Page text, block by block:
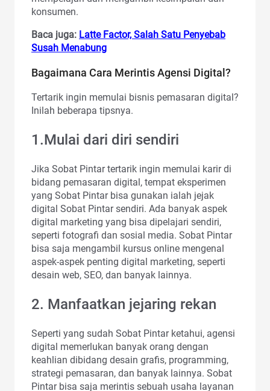
konsumen.
Baca juga: Latte Factor, Salah Satu Penyebab
Susah Menabung
Bagaimana Cara Merintis Agensi Digital?
Tertarik ingin memulai bisnis pemasaran digital?
Inilah beberapa tipsnya.
1.Mulai dari diri sendiri
Jika Sobat Pintar tertarik ingin memulai karir di
bidang pemasaran digital, tempat eksperimen
yang Sobat Pintar bisa gunakan ialah jejak
digital Sobat Pintar sendiri. Ada banyak aspek
digital marketing yang bisa dipelajari sendiri,
seperti fotografi dan sosial media. Sobat Pintar
bisa saja mengambil kursus online mengenal
aspek-aspek penting digital marketing, seperti
desain web, SEO, dan banyak lainnya.
2. Manfaatkan jejaring rekan
Seperti yang sudah Sobat Pintar ketahui, agensi
digital memerlukan banyak orang dengan
keahlian dibidang desain grafis, programming,
strategi pemasaran, dan banyak lainnya. Sobat
Pintar bisa saja merintis sebuah usaha layanan